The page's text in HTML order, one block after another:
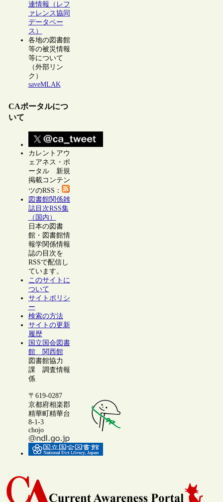
連情報（レフ
ァレンス協同
データベー
ス）
各地の図書館
等の被災情報
等について
（外部リン
ク）
saveMLAK
CAポータルにつ
いて
カレントアウ
ェアネス・ポ
ータル 新規
掲載コンテン
ツのRSS：
図書館関係雑
誌目次RSS集
（国内）
日本の図書
館・図書館情
報学関係情報
誌の目次を
RSSで配信し
ています。
このサイトに
ついて
サイトポリシ
ー
検索の方法
サイトの更新
履歴
国立国会図書
館 関西館
図書館協力
課 調査情報
係
〒619-0287
京都府相楽郡
精華町精華台
8-1-3
chojo